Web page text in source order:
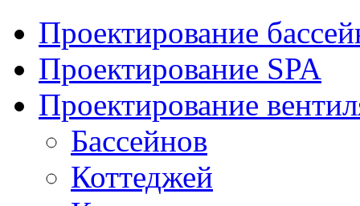
Проектирование
Проектирование SPA
Проектирование
Бассейнов
Коттеджей